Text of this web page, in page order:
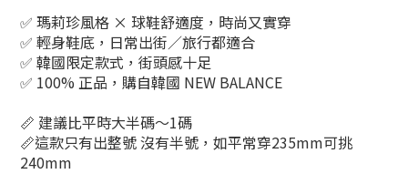
✅ 瑪莉珍風格 × 球鞋舒適度，時尚又實穿
✅ 輕身鞋底，日常出街／旅行都適合
✅ 韓國限定款式，街頭感十足
✅ 100% 正品，購自韓國 NEW BALANCE
📏 建議比平時大半碼～1碼
📏這款只有出整號 沒有半號，如平常穿235mm可挑
240mm